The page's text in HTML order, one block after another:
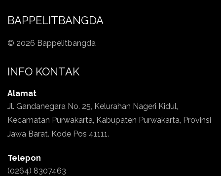
BAPPELITBANGDA
© 2026 Bappelitbangda
INFO KONTAK
Alamat
Jl. Gandanegara No. 25, Kelurahan Nageri Kidul,
Kecamatan Purwakarta, Kabupaten Purwakarta, Provinsi
Jawa Barat. Kode Pos 41111.
Telepon
(0264) 8307463